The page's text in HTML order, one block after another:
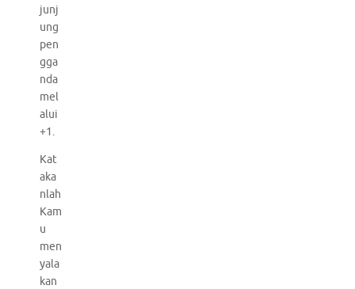
junj
ung
pen
gga
nda
mel
alui
+1.
Kat
aka
nlah
Kam
u
men
yala
kan